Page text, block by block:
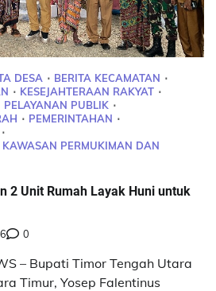
DESA
BERITA KECAMATAN
KESEJAHTERAAN RAKYAT
PELAYANAN PUBLIK
PEMERINTAHAN
PERMUKIMAN DAN
2 Unit Rumah Layak Huni untuk
0
– Bupati Timor Tengah Utara
Timur, Yosep Falentinus